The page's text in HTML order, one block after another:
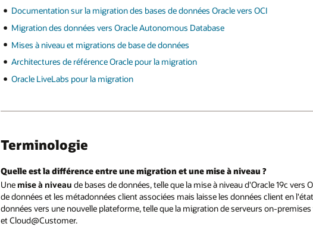
Documentation sur la migration des bases de données Oracle vers OCI
Migration des données vers Oracle Autonomous Database
Mises à niveau et migrations de base de données
Architectures de référence Oracle pour la migration
Oracle LiveLabs pour la migration
Terminologie
Quelle est la différence entre une migration et une mise à niveau ?
Une mise à niveau de bases de données, telle que la mise à niveau d'Oracle 19c vers
de données et les métadonnées client associées mais laisse les données client en
données vers une nouvelle plateforme, telle que la migration de serveurs on-
et Cloud@Customer.